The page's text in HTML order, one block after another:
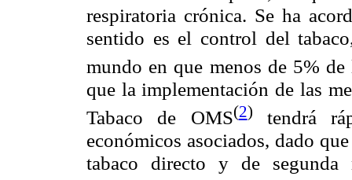
respiratoria crónica. Se ha
sentido es el control del
mundo en que menos de 5%
que la implementación de las
Tabaco de OMS(2)
tendrá
económicos asociados, dado
tabaco directo y de segunda